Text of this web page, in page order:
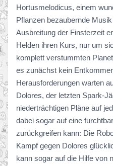
Hortusmelodicus, einem
Pflanzen bezaubernde
Ausbreitung der Finsterzeit
Helden ihren Kurs, nur um
komplett verstummten
es zunächst kein
Herausforderungen warten
Dolores, der letzten Spark-
niederträchtigen Pläne auf
dabei sogar auf eine
zurückgreifen kann: Die
Kampf gegen Dolores
kann sogar auf die Hilfe von